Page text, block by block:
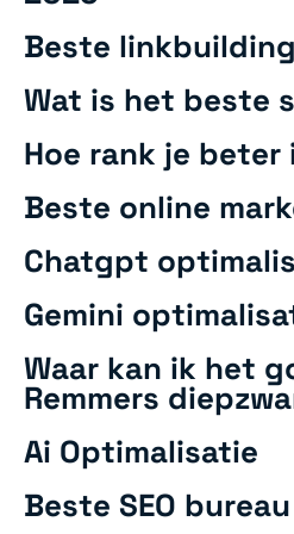
Beste
Wat is het beste
Hoe rank je
Beste online
Chatgpt
Gemini
Waar kan ik het
Remmers
Ai Optimalisatie
Beste SEO bureau